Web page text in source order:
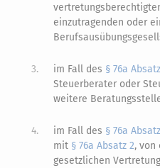
einzutragenden oder
3. im Fall des § 76a
Steuerberater oder
weitere
4. im Fall des § 76a
mit § 76a Absatz 2, von
gesetzlichen